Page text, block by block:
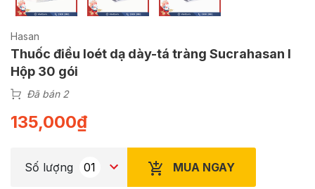
Hasan
Thuốc điều loét dạ dày-tá tràng Sucrahasan l
Hộp 30 gói
Đã bán 2
135,000₫
Số lượng MUA NGAY